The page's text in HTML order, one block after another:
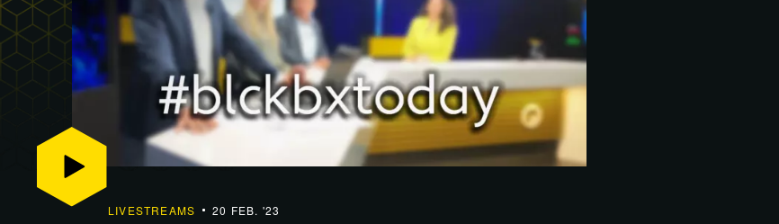
LIVESTREAMS 20 FEB. '23